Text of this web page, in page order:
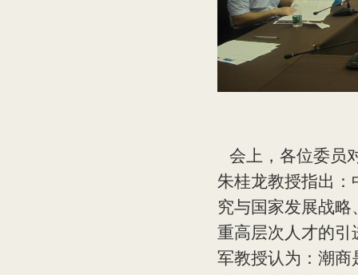
会上，各位委员
朱桂龙教授指出
究与国家发展战
重高层次人才的引
军教授认为：潮商